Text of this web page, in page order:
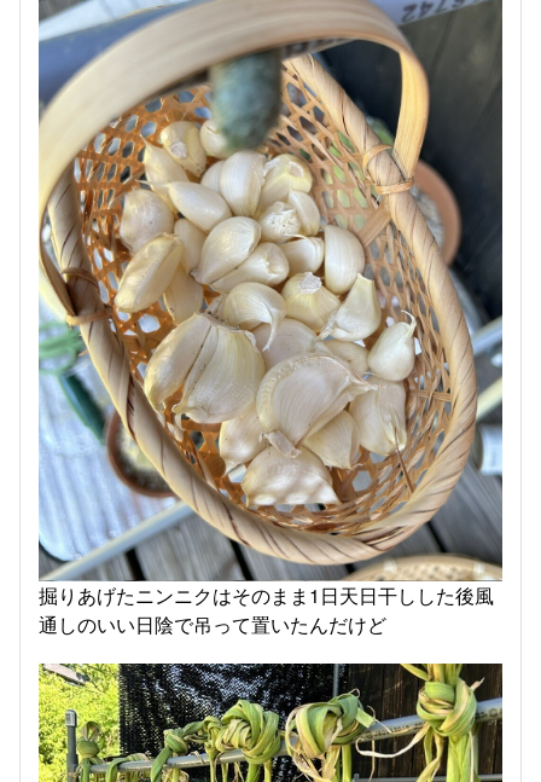
掘りあげたニンニクはそのまま1日天日干しした後風
通しのいい日陰で吊って置いたんだけど